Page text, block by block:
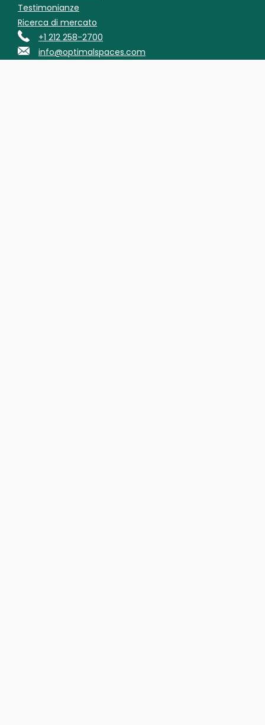
Testimonianze
Ricerca di mercato
+1 212 258-2700
info@optimalspaces.com